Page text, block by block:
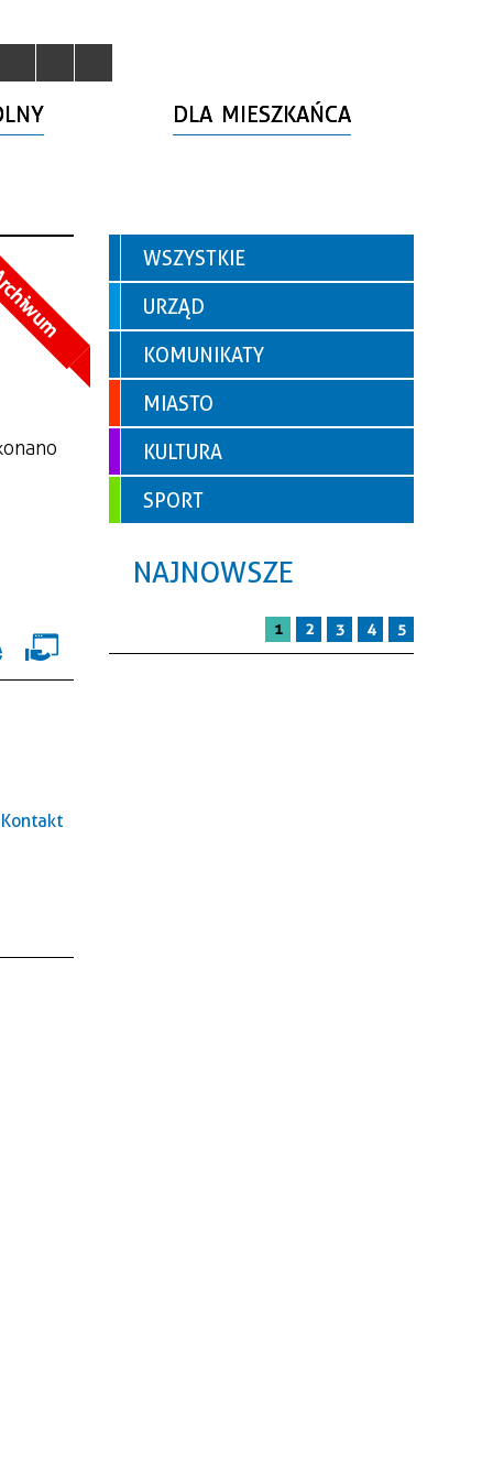
DLA MIESZKAŃCA
Kontakt
WSZYSTKIE
URZĄD
KOMUNIKATY
MIASTO
KULTURA
SPORT
NAJNOWSZE
1 2 3 4 5